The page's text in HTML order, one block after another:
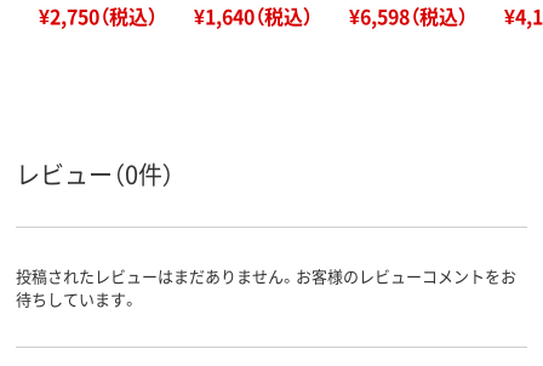
¥2,750（税込） ¥1,640（税込） ¥6,598（税込）
レビュー（0件）
投稿されたレビューはまだありません。お客様のレビューコメントをお
待ちしています。